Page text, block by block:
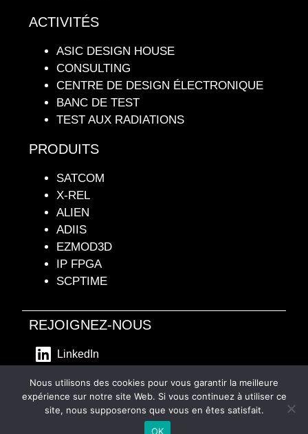
ACTIVITÉS
ASIC DESIGN HOUSE
CONSULTING
CENTRE DE DESIGN ÉLECTRONIQUE
BANC DE TEST
TEST AUX RADIATIONS
PRODUITS
SATCOM
X-REL
ALIEN
ADIIS
EZMOD3D
IP FPGA
SCPTIME
REJOIGNEZ-NOUS
LinkedIn
- Mentions Légales -
English(Anglais) Français
Nous utilisons des cookies pour vous garantir la meilleure
expérience sur notre site Web. Si vous continuez à utiliser ce
site, nous supposerons que vous en êtes satisfait.
OK